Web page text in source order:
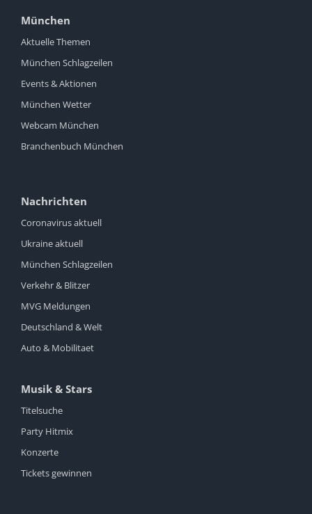
München
Aktuelle Themen
München Schlagzeilen
Events & Aktionen
München Wetter
Webcam München
Branchenbuch München
Nachrichten
Coronavirus aktuell
Ukraine aktuell
München Schlagzeilen
Verkehr & Blitzer
MVG Meldungen
Deutschland & Welt
Auto & Mobilitaet
Musik & Stars
Titelsuche
Party Hitmix
Konzerte
Tickets gewinnen